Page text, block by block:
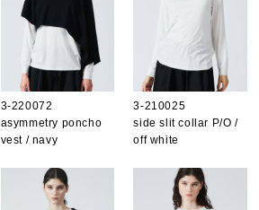
3-220072
asymmetry poncho
vest / navy
3-210025
side slit collar P/O /
off white